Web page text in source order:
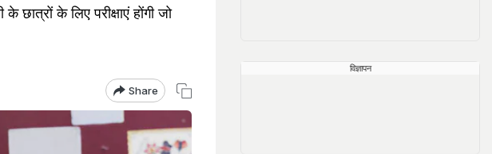
छात्रों के लिए परीक्षाएं होंगी जो
Share
विज्ञापन